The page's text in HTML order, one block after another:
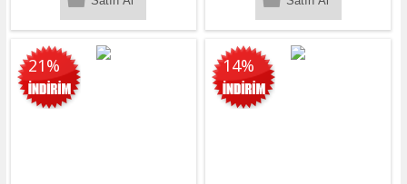
21% 14%